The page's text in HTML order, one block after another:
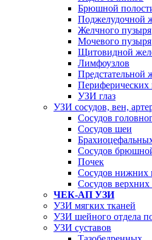
Брюшной
Поджелудочной
Желчного пузыря
Мочевого пузыря
Щитовидной
Лимфоузлов
Предстательной
Периферических
УЗИ глаз
УЗИ сосудов, вен,
Сосудов
Сосудов шеи
Сосудов
Почек
Сосудов нижних
Сосудов верхних
ЧЕК-АП УЗИ
УЗИ мягких тканей
УЗИ шейного отдела
УЗИ суставов